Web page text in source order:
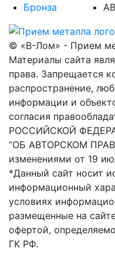
Бронза
© «В-Лом» - Прием
Материалы сайта
права. Запрещается
распространение,
информации и
согласия
РОССИЙСКОЙ
“ОБ АВТОРСКОМ
изменениями от 19
*Данный сайт носит
информационный
условиях
размещенные на
офертой,
ГК РФ.